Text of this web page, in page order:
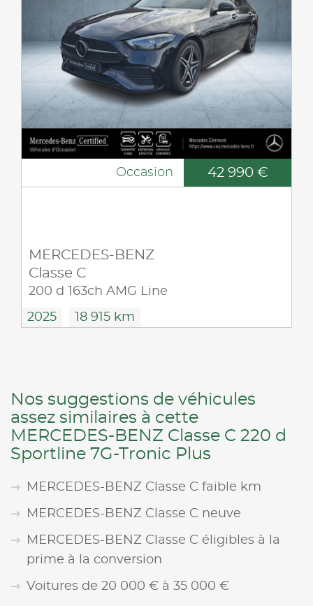
Occasion 42 990 €
MERCEDES-BENZ
Classe C
200 d 163ch AMG Line
2025 18 915 km
Nos suggestions de véhicules
assez similaires à cette
MERCEDES-BENZ Classe C 220 d
Sportline 7G-Tronic Plus
MERCEDES-BENZ Classe C faible km
MERCEDES-BENZ Classe C neuve
MERCEDES-BENZ Classe C éligibles à la
prime à la conversion
Voitures de 20 000 € à 35 000 €